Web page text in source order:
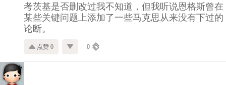
考茨基是否删改过我不知道，但我听说恩格斯曾在
某些关键问题上添加了一些马克思从来没有下过的
论断。
点赞 0 0